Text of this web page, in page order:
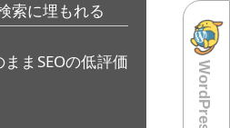
索に埋もれる
まSEOの低評価